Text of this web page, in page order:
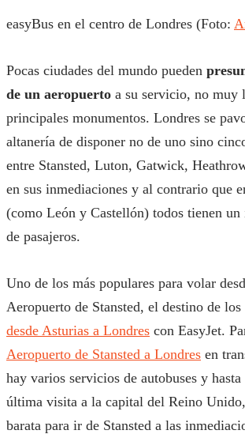
easyBus en el centro de Londres (Foto:
Pocas ciudades del mundo pueden
de un aeropuerto a su servicio, no muy
principales monumentos. Londres se
altanería de disponer no de uno sino
entre Stansted, Luton, Gatwick,
en sus inmediaciones y al contrario que
(como León y Castellón) todos tienen
de pasajeros.
Uno de los más populares para volar
Aeropuerto de Stansted, el destino de los
desde Asturias a Londres con EasyJet.
Aeropuerto de Stansted a Londres en
hay varios servicios de autobuses y
última visita a la capital del Reino
barata para ir de Stansted a las